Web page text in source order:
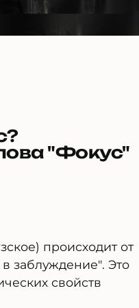
"Фокус"
происходит от
заблуждение". Это
свойств